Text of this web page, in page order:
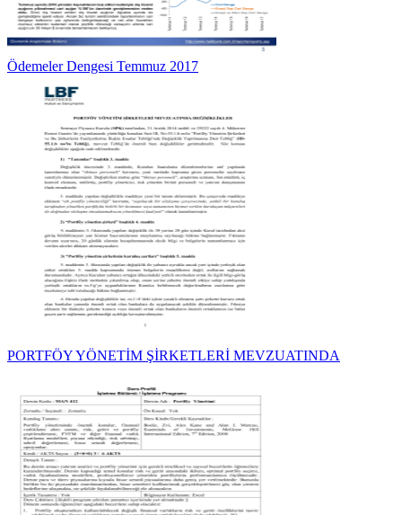
Ödemeler Dengesi Temmuz 2017
PORTFÖY YÖNETİM ŞİRKETLERİ MEVZUATINDA